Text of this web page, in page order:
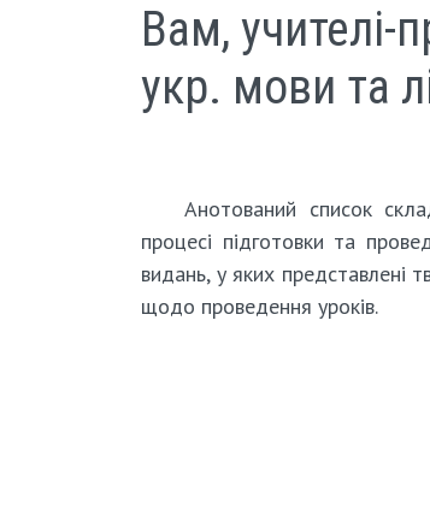
Вам, учителі-
укр. мови та
Анотований список
процесі підготовки та
видань, у яких представлені
щодо проведення уроків.